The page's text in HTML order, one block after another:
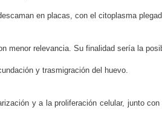
en placas, con el citoplasma
relevancia. Su finalidad sería la
y trasmigración del huevo.
y a la proliferación celular, junto